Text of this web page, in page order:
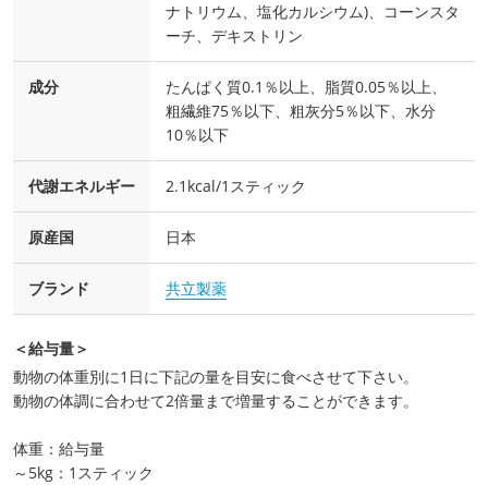
ナトリウム、塩化カルシウム)、コーンスタ
ーチ、デキストリン
成分
たんぱく質0.1％以上、脂質0.05％以上、
粗繊維75％以下、粗灰分5％以下、水分
10％以下
代謝エネルギー 2.1kcal/1スティック
原産国 日本
ブランド 共立製薬
＜給与量＞
動物の体重別に1日に下記の量を目安に食べさせて下さい。
動物の体調に合わせて2倍量まで増量することができます。
体重：給与量
～5kg：1スティック